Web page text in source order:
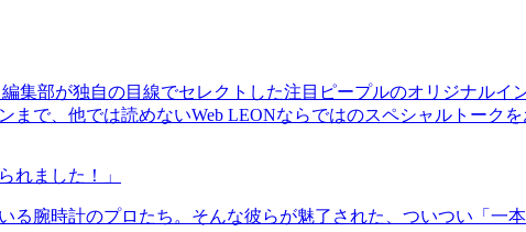
集部が独自の目線でセレクトした注目ピープルのオリジナル
まで、他では読めないWeb LEONならではのスペシャルトークを
れました！」
る腕時計のプロたち。そんな彼らが魅了された、ついつい「一